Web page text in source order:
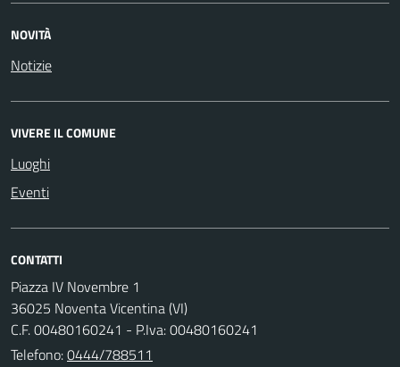
NOVITÀ
Notizie
VIVERE IL COMUNE
Luoghi
Eventi
CONTATTI
Piazza IV Novembre 1
36025 Noventa Vicentina (VI)
C.F. 00480160241 - P.Iva: 00480160241
Telefono:0444/788511